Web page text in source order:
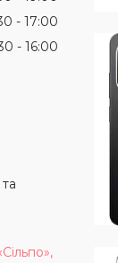
17:00
16:00